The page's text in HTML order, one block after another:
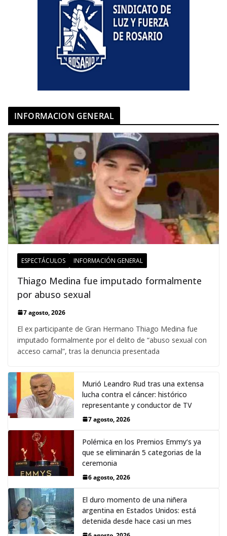
INFORMACION GENERAL
ESPECTÁCULOS INFORMACIÓN GENERAL
Thiago Medina fue imputado formalmente
por abuso sexual
7 agosto, 2026
El ex participante de Gran Hermano Thiago Medina fue
imputado formalmente por el delito de “abuso sexual con
acceso carnal”, tras la denuncia presentada
Murió Leandro Rud tras una extensa
lucha contra el cáncer: histórico
representante y conductor de TV
7 agosto, 2026
Polémica en los Premios Emmy‘s ya
que se eliminarán 5 categorias de la
ceremonia
6 agosto, 2026
El duro momento de una niñera
argentina en Estados Unidos: está
detenida desde hace casi un mes